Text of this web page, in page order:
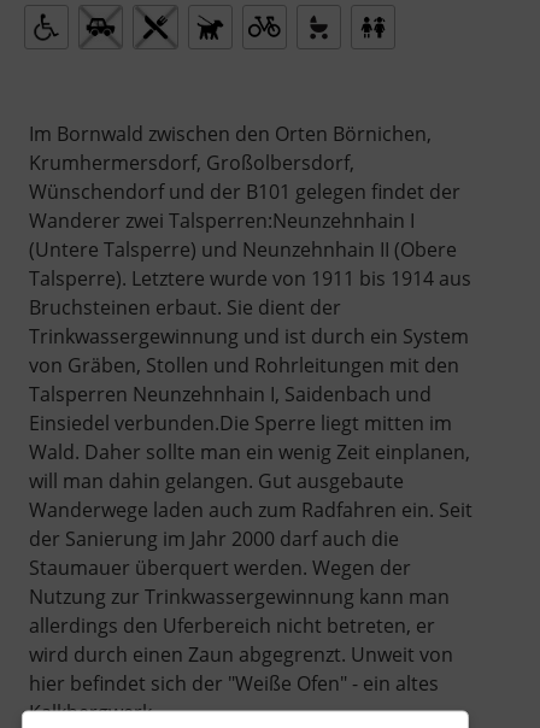
Im Bornwald zwischen den Orten Börnichen,
Krumhermersdorf, Großolbersdorf,
Wünschendorf und der B101 gelegen findet der
Wanderer zwei Talsperren:Neunzehnhain I
(Untere Talsperre) und Neunzehnhain II (Obere
Talsperre). Letztere wurde von 1911 bis 1914 aus
Bruchsteinen erbaut. Sie dient der
Trinkwassergewinnung und ist durch ein System
von Gräben, Stollen und Rohrleitungen mit den
Talsperren Neunzehnhain I, Saidenbach und
Einsiedel verbunden.Die Sperre liegt mitten im
Wald. Daher sollte man ein wenig Zeit einplanen,
will man dahin gelangen. Gut ausgebaute
Wanderwege laden auch zum Radfahren ein. Seit
der Sanierung im Jahr 2000 darf auch die
Staumauer überquert werden. Wegen der
Nutzung zur Trinkwassergewinnung kann man
allerdings den Uferbereich nicht betreten, er
wird durch einen Zaun abgegrenzt. Unweit von
hier befindet sich der "Weiße Ofen" - ein altes
Kalkbergwerk.